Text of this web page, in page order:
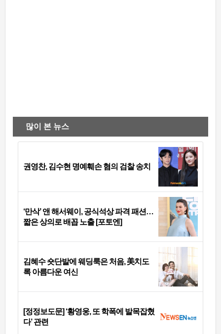
많이 본 뉴스
권영찬, 김수현 명예훼손 혐의 검찰 송치
‘만삭’ 앤 해서웨이, 공식석상 파격 패션…
짧은 상의로 배꼽 노출 [포토엔]
김혜수 숏단발에 웨딩룩은 처음, 美치도
록 아름다운 여신
[정정보도문] ‘황영웅, 또 학폭에 발목잡혔
다’ 관련